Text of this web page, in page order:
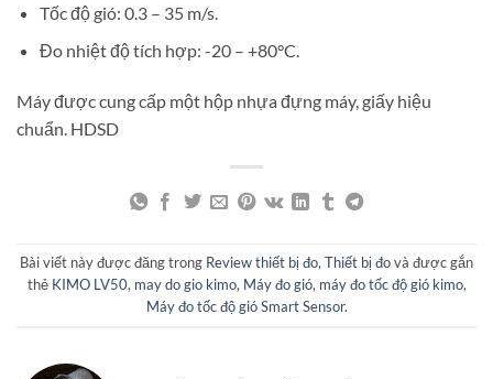
Tốc độ gió: 0.3 – 35 m/s.
Đo nhiệt độ tích hợp: -20 – +80°C.
Máy được cung cấp một hộp nhựa đựng máy, giấy hiệu
chuẩn. HDSD
Bài viết này được đăng trong Review thiết bị đo,Thiết bị đovà được gắn
thẻ KIMO LV50, may do gio kimo, Máy đo gió, máy đo tốc độ gió kimo,
Máy đo tốc độ gió Smart Sensor.